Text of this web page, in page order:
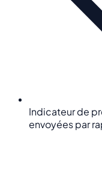
Indicateur de
envoyées par